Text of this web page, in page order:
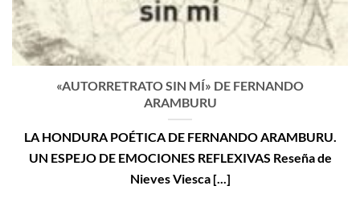
«AUTORRETRATO SIN MÍ» DE FERNANDO
ARAMBURU
LA HONDURA POÉTICA DE FERNANDO ARAMBURU.
UN ESPEJO DE EMOCIONES REFLEXIVAS Reseña de
Nieves Viesca [...]